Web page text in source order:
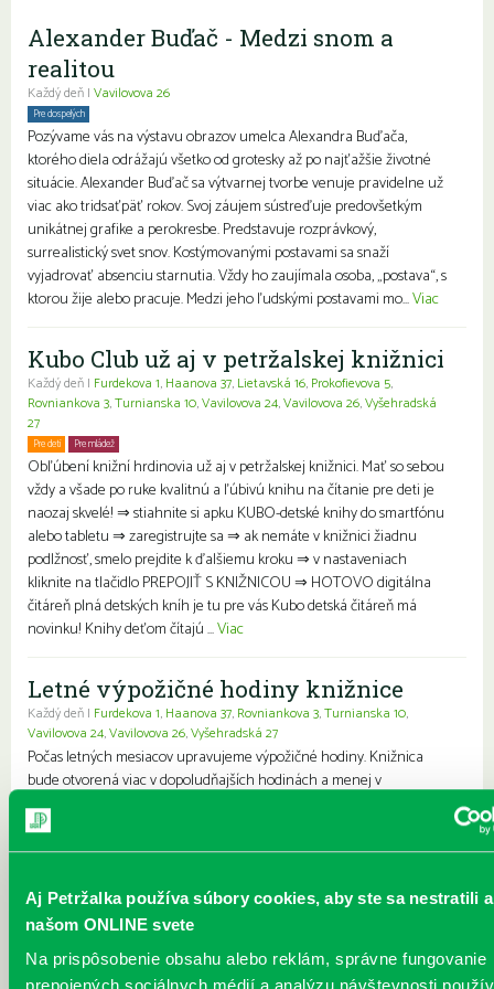
Aj Petržalka používa súbory cookies, aby ste sa nestratili
našom ONLINE svete
Na prispôsobenie obsahu alebo reklám, správne fungovanie
Alexander Buďač - Medzi snom a
realitou
Každý deň | Vavilovova 26
Pre dospelých
Pozývame vás na výstavu obrazov umelca Alexandra Buďača,
ktorého diela odrážajú všetko od grotesky až po najťažšie životné
situácie. Alexander Buďač sa výtvarnej tvorbe venuje pravidelne už
viac ako tridsaťpäť rokov. Svoj záujem sústreďuje predovšetkým
unikátnej grafike a perokresbe. Predstavuje rozprávkový,
surrealistický svet snov. Kostýmovanými postavami sa snaží
vyjadrovať absenciu starnutia. Vždy ho zaujímala osoba, „postava“, s
ktorou žije alebo pracuje. Medzi jeho ľudskými postavami mo...Viac
Kubo Club už aj v petržalskej knižnici
Každý deň | Furdekova 1, Haanova 37, Lietavská 16, Prokofievova 5,
Rovniankova 3,Turnianska 10,Vavilovova 24,Vavilovova 26,Vyšehradská
27
Pre deti Pre mládež
Obľúbení knižní hrdinovia už aj v petržalskej knižnici. Mať so sebou
vždy a všade po ruke kvalitnú a ľúbivú knihu na čítanie pre deti je
naozaj skvelé! ⇒ stiahnite si apku KUBO-detské knihy do smartfónu
alebo tabletu ⇒ zaregistrujte sa ⇒ ak nemáte v knižnici žiadnu
podlžnosť, smelo prejdite k ďalšiemu kroku ⇒ v nastaveniach
kliknite na tlačidlo PREPOJIŤ S KNIŽNICOU ⇒ HOTOVO digitálna
čitáreň plná detských kníh je tu pre vás Kubo detská čitáreň má
novinku! Knihy deťom čítajú ...Viac
Letné výpožičné hodiny knižnice
Každý deň | Furdekova 1, Haanova 37, Rovniankova 3,Turnianska 10,
Vavilovova 24,Vavilovova 26,Vyšehradská 27
Počas letných mesiacov upravujeme výpožičné hodiny. Knižnica
bude otvorená viac v dopoludňajších hodinách a menej v
podvečerných hodinách, keď býva najväčšie teplo. Sobotné
výpožičné služby budú počas tohto obdobia nedostupné.
Pripomíname, že knihy si môžete pohodlne vyzdvihnúť vo výdajnom
denne, 7 dní v týždni. Ďakujeme za pochopenie a prajeme vám
krásne leto plné skvelého čítania....
Prečítané leto v petržalskej knižnici